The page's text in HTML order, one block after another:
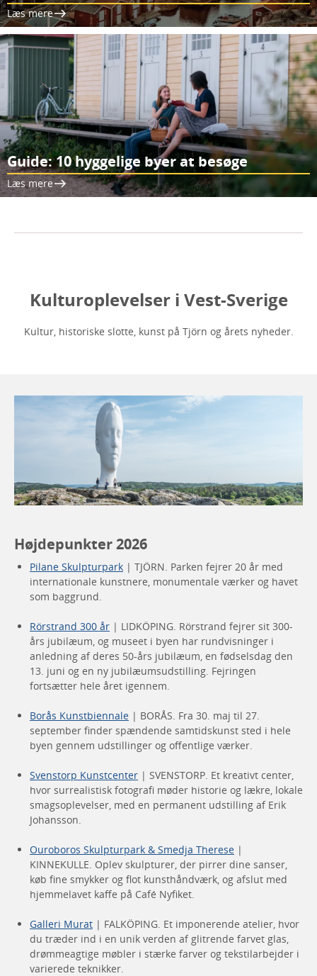
Læs mere
Guide: 10 hyggelige byer at besøge
Læs mere
Kulturoplevelser i Vest-Sverige
Kultur, historiske slotte, kunst på Tjörn og årets nyheder.
Højdepunkter 2026
Pilane Skulpturpark | TJÖRN. Parken fejrer 20 år med
internationale kunstnere, monumentale værker og havet
som baggrund.
Rörstrand 300 år | LIDKÖPING. Rörstrand fejrer sit 300-
års jubilæum, og museet i byen har rundvisninger i
anledning af deres 50-års jubilæum, en fødselsdag den
13. juni og en ny jubilæumsudstilling. Fejringen
fortsætter hele året igennem.
Borås Kunstbiennale | BORÅS. Fra 30. maj til 27.
september finder spændende samtidskunst sted i hele
byen gennem udstillinger og offentlige værker.
Svenstorp Kunstcenter | SVENSTORP. Et kreativt center,
hvor surrealistisk fotografi møder historie og lækre, lokale
smagsoplevelser, med en permanent udstilling af Erik
Johansson.
Ouroboros Skulpturpark & ​​​​Smedja Therese |
KINNEKULLE. Oplev skulpturer, der pirrer dine sanser,
køb fine smykker og flot kunsthåndværk, og afslut med
hjemmelavet kaffe på Café Nyfiket.
Galleri Murat | FALKÖPING. Et imponerende atelier, hvor
du træder ind i en unik verden af ​​glitrende farvet glas,
drømmeagtige møbler i stærke farver og tekstilarbejder i
varierede teknikker.